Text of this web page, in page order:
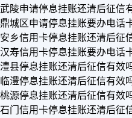
武陵申请停息挂账还清后征信
鼎城区申请停息挂账要办电话
安乡信用卡停息挂账还清后征
汉寿信用卡停息挂账要办电话
澧县停息挂账还清后征信有效
临澧停息挂账还清后征信有效
桃源停息挂账还清后征信有效
石门信用卡停息挂账还清后征